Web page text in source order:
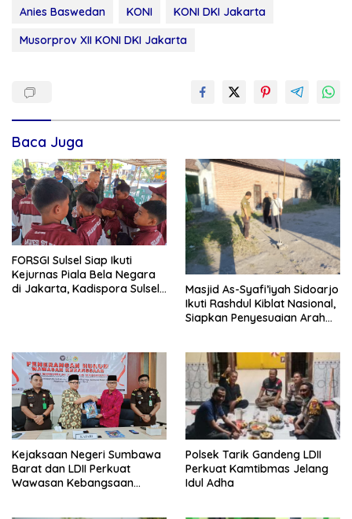
Anies Baswedan KONI
KONI DKI Jakarta
Musorprov XII KONI DKI Jakarta
Baca Juga
FORSGI Sulsel Siap Ikuti
Kejurnas Piala Bela Negara
di Jakarta, Kadispora Sulsel
Masjid As-Syafi’iyah Sidoarjo
Ikuti Rashdul Kiblat Nasional,
Siapkan Penyesuaian Arah
Kejaksaan Negeri Sumbawa
Barat dan LDII Perkuat
Wawasan Kebangsaan
Polsek Tarik Gandeng LDII
Perkuat Kamtibmas Jelang
Idul Adha